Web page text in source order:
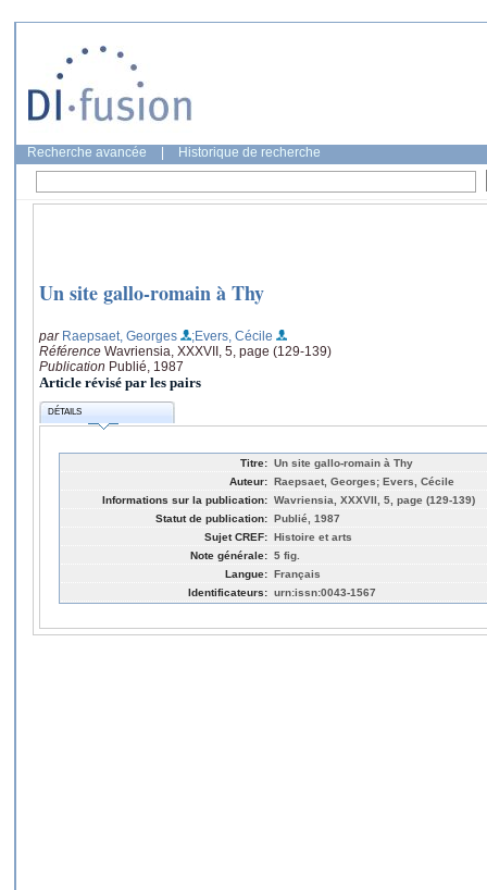
Recherche avancée Historique de recherche
Un site gallo-romain à Thy
par Raepsaet, Georges
;Evers, Cécile
Référence Wavriensia, XXXVII, 5, page (129-139)
Publication Publié, 1987
Article révisé par les pairs
DÉTAILS
Titre: Un site gallo-romain à Thy
Auteur: Raepsaet, Georges; Evers, Cécile
Informations sur la publication: Wavriensia, XXXVII, 5, page (129-139)
Statut de publication: Publié, 1987
Sujet CREF: Histoire et arts
Note générale: 5 fig.
Langue: Français
Identificateurs: urn:issn:0043-1567